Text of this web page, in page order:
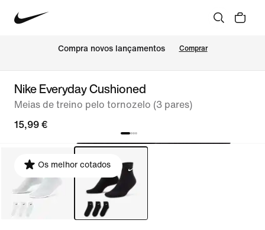
Compra novos lançamentos Comprar
Nike Everyday Cushioned
Meias de treino pelo tornozelo (3 pares)
15,99 €
Os melhor cotados